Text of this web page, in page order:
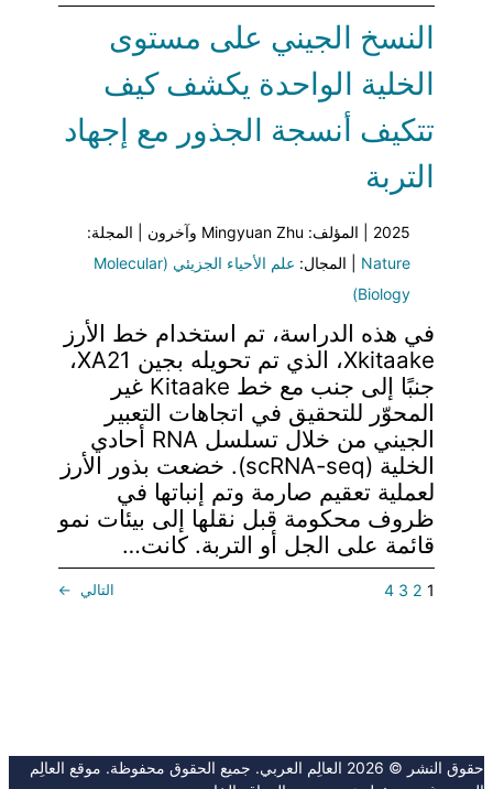
النسخ الجيني على مستوى
الخلية الواحدة يكشف كيف
تتكيف أنسجة الجذور مع إجهاد
التربة
2025 | المؤلف: Mingyuan Zhu وآخرون | المجلة:
Nature | المجال:
علم الأحياء الجزيئي (Molecular
Biology)
في هذه الدراسة، تم استخدام خط الأرز
Xkitaake، الذي تم تحويله بجين XA21،
جنبًا إلى جنب مع خط Kitaake غير
المحوّر للتحقيق في اتجاهات التعبير
الجيني من خلال تسلسل RNA أحادي
الخلية (scRNA-seq). خضعت بذور الأرز
لعملية تعقيم صارمة وتم إنباتها في
ظروف محكومة قبل نقلها إلى بيئات نمو
قائمة على الجل أو التربة. كانت…
1
2
3
4 التالي →
حقوق النشر © 2026 العالِم العربي. جميع الحقوق محفوظة. موقع العالِم